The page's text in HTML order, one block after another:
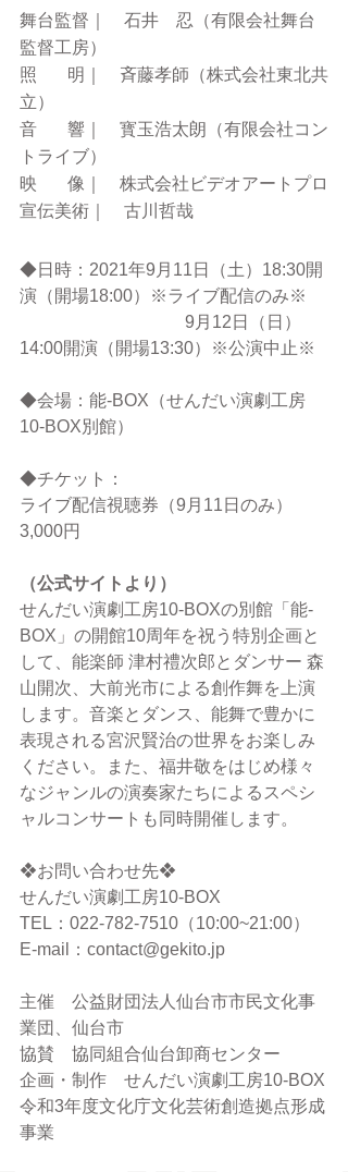
舞台監督｜　石井　忍（有限会社舞台
監督工房）
照   　明｜　斉藤孝師（株式会社東北共
立）
音　   響｜　寳玉浩太朗（有限会社コン
トライブ）
映   　像｜　株式会社ビデオアートプロ
宣伝美術｜　古川哲哉
◆日時：2021年9月11日（土）18:30開
演（開場18:00）※ライブ配信のみ※
9月12日（日）
14:00開演（開場13:30）※公演中止※
◆会場：能-BOX（せんだい演劇工房
10-BOX別館）
◆チケット：
ライブ配信視聴券（9月11日のみ）
3,000円
（公式サイトより）
せんだい演劇工房10-BOXの別館「能-
BOX」の開館10周年を祝う特別企画と
して、能楽師 津村禮次郎とダンサー 森
山開次、大前光市による創作舞を上演
します。音楽とダンス、能舞で豊かに
表現される宮沢賢治の世界をお楽しみ
ください。また、福井敬をはじめ様々
なジャンルの演奏家たちによるスペシ
ャルコンサートも同時開催します。
❖お問い合わせ先❖
せんだい演劇工房10-BOX
TEL：022-782-7510（10:00~21:00）
E-mail：contact@gekito.jp
主催　公益財団法人仙台市市民文化事
業団、仙台市
協賛　協同組合仙台卸商センター
企画・制作　せんだい演劇工房10-BOX
令和3年度文化庁文化芸術創造拠点形成
事業